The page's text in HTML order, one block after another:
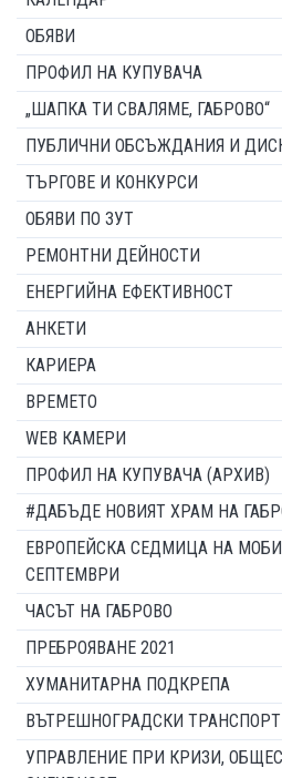
ОБЯВИ
ПРОФИЛ НА КУПУВАЧА
„ШАПКА ТИ СВАЛЯМЕ, ГАБРОВО“
ПУБЛИЧНИ ОБСЪЖДАНИЯ И
ТЪРГОВЕ И КОНКУРСИ
ОБЯВИ ПО ЗУТ
РЕМОНТНИ ДЕЙНОСТИ
ЕНЕРГИЙНА ЕФЕКТИВНОСТ
АНКЕТИ
КАРИЕРА
ВРЕМЕТО
WEB КАМЕРИ
ПРОФИЛ НА КУПУВАЧА (АРХИВ)
#ДАБЪДЕ НОВИЯТ ХРАМ НА
ЕВРОПЕЙСКА СЕДМИЦА НА
СЕПТЕМВРИ
ЧАСЪТ НА ГАБРОВО
ПРЕБРОЯВАНЕ 2021
ХУМАНИТАРНА ПОДКРЕПА
ВЪТРЕШНОГРАДСКИ ТРАНСПОРТ
УПРАВЛЕНИЕ ПРИ КРИЗИ,